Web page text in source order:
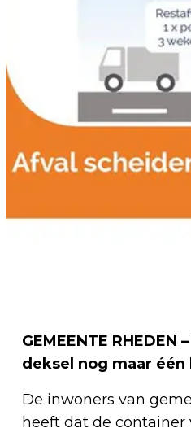
GEMEENTE
deksel nog maar
De inwoners van
heeft dat de